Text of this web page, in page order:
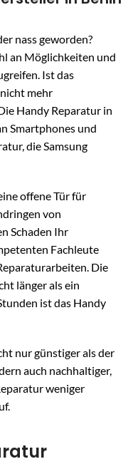
nass geworden?
an Möglichkeiten und
Ist das
mehr
Handy Reparatur in
Smartphones und
die Samsung
offene Tür für
von
Schaden Ihr
Fachleute
Die
länger als ein
ist das Handy
nur günstiger als der
auch nachhaltiger,
weniger